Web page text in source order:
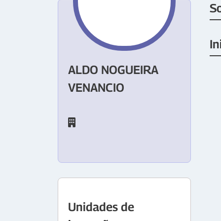
ALDO NOGUEIRA
VENANCIO
Unidades de